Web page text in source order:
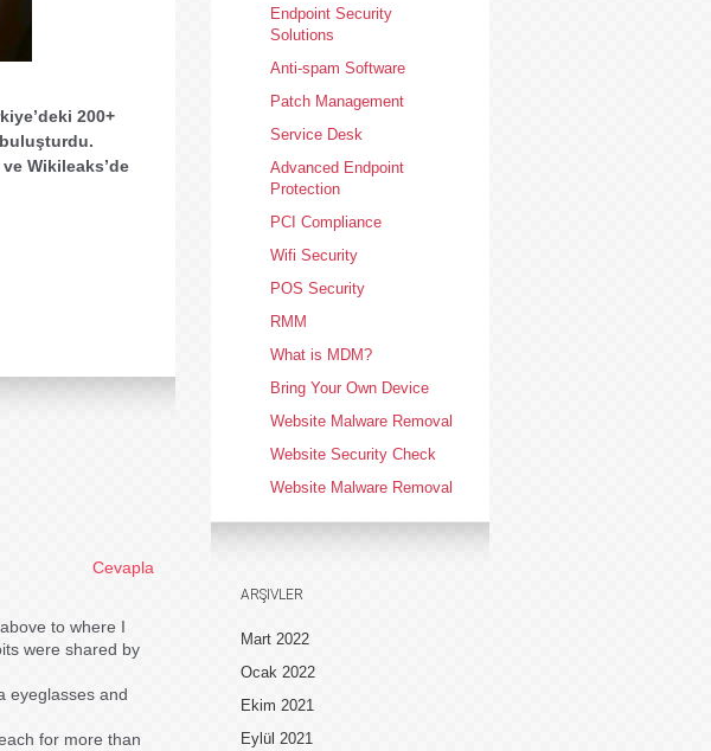
200+
Wikileaks’de
to where I
were shared by
eyeglasses and
for more than
Cevapla
Endpoint Security
Solutions
Anti-spam Software
Patch Management
Service Desk
Advanced Endpoint
Protection
PCI Compliance
Wifi Security
POS Security
RMM
What is MDM?
Bring Your Own Device
Website Malware Removal
Website Security Check
Website Malware Removal
ARŞIVLER
Mart 2022
Ocak 2022
Ekim 2021
Eylül 2021